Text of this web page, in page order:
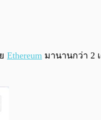
Ethereum มานานกว่า 2